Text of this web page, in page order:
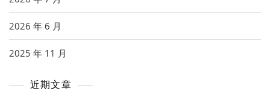
2026 年 6 月
2025 年 11 月
近期文章